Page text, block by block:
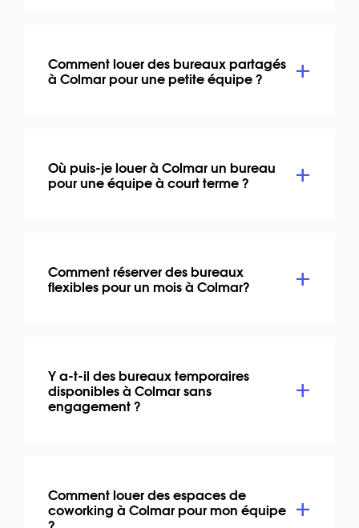
Comment louer des bureaux partagés
à Colmar pour une petite équipe ?
Où puis-je louer à Colmar un bureau
pour une équipe à court terme ?
Comment réserver des bureaux
flexibles pour un mois à Colmar?
Y a-t-il des bureaux temporaires
disponibles à Colmar sans
engagement ?
Comment louer des espaces de
coworking à Colmar pour mon équipe